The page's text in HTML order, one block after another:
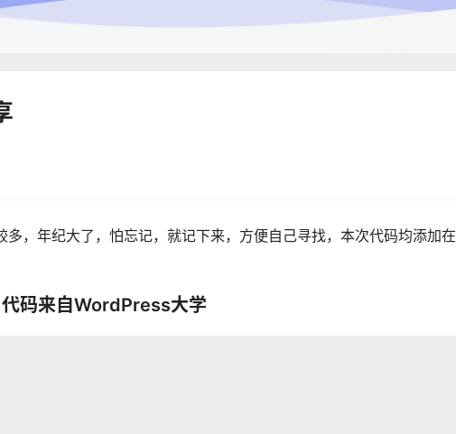
，年纪大了，怕忘记，就记下来，方便自己寻找，本次代码均添加在
码来自WordPress大学